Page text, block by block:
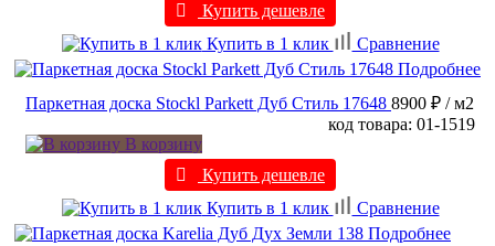
Купить дешевле
Купить в 1 клик
Сравнение
Подробнее
Паркетная доска Stockl Parkett Дуб Стиль 17648 8900 ₽ / м2
код товара: 01-1519
В корзину
Купить дешевле
Купить в 1 клик
Сравнение
Подробнее